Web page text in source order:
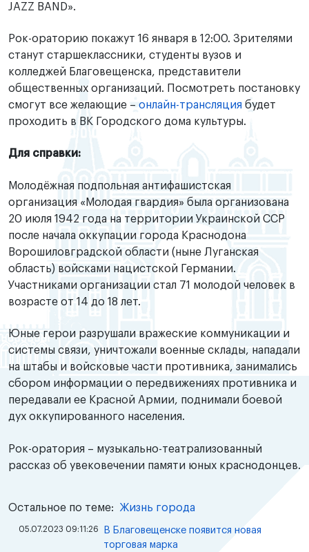
JAZZ BAND».
Рок-ораторию покажут 16 января в 12:00. Зрителями
станут старшеклассники, студенты вузов и
колледжей Благовещенска, представители
общественных организаций. Посмотреть постановку
смогут все желающие – онлайн-трансляция будет
проходить в ВК Городского дома культуры.
Для справки:
Молодёжная подпольная антифашистская
организация «Молодая гвардия» была организована
20 июля 1942 года на территории Украинской ССР
после начала оккупации города Краснодона
Ворошиловградской области (ныне Луганская
область) войсками нацистской Германии.
Участниками организации стал 71 молодой человек в
возрасте от 14 до 18 лет.
Юные герои разрушали вражеские коммуникации и
системы связи, уничтожали военные склады, нападали
на штабы и войсковые части противника, занимались
сбором информации о передвижениях противника и
передавали ее Красной Армии, поднимали боевой
дух оккупированного населения.
Рок-оратория – музыкально-театрализованный
рассказ об увековечении памяти юных краснодонцев.
Остальное по теме: Жизнь города
05.07.2023 09:11:26
В Благовещенске появится новая
торговая марка